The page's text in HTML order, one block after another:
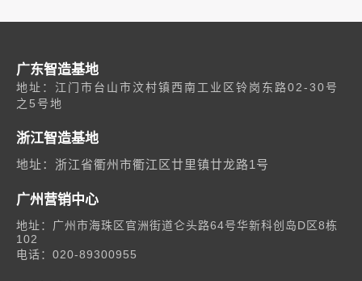
03
模块化部品系统
广东智造基地
地址：江门市台山市汶村镇西南工业区铃岗东路02-30号
之5号地
浙江智造基地
地址：浙江省衢州市衢江区廿里镇廿龙路1号
广州营销中心
地址：广州市海珠区官洲街道仑头路64号华新科创岛D区8栋
102
电话：020-89300955